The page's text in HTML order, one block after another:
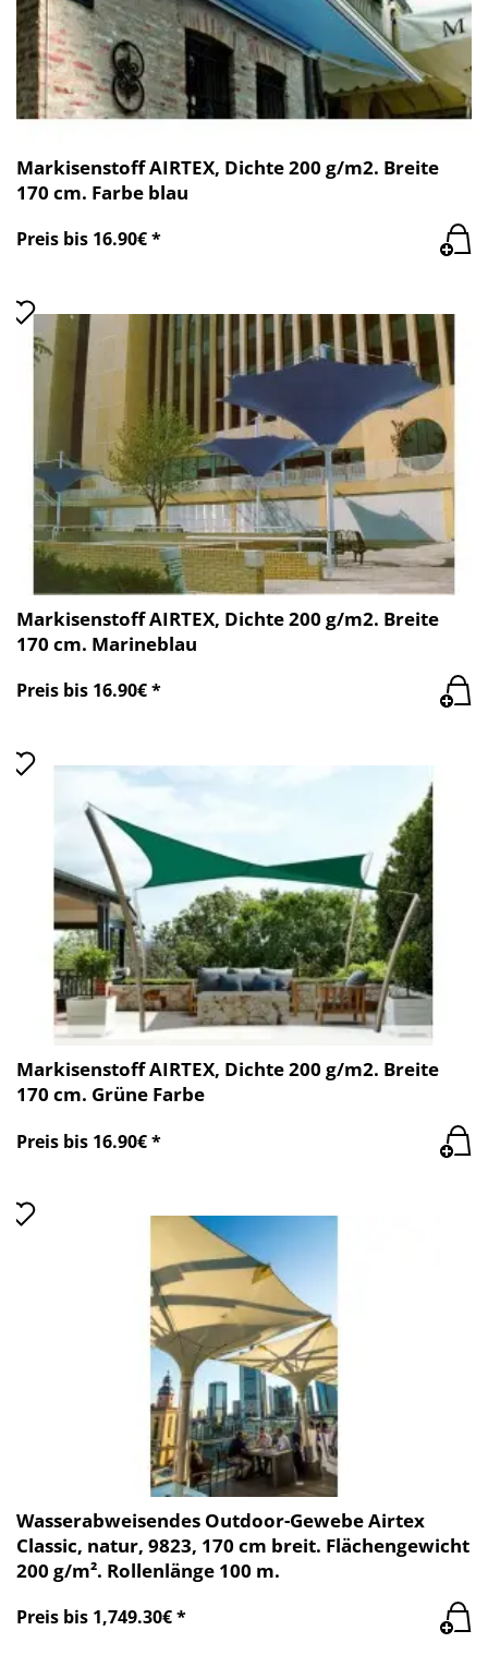
Markisenstoff AIRTEX, Dichte 200 g/m2. Breite
170 cm. Farbe blau
Preis bis 16.90€ *
Markisenstoff AIRTEX, Dichte 200 g/m2. Breite
170 cm. Marineblau
Preis bis 16.90€ *
Markisenstoff AIRTEX, Dichte 200 g/m2. Breite
170 cm. Grüne Farbe
Preis bis 16.90€ *
Wasserabweisendes Outdoor-Gewebe Airtex
Classic, natur, 9823, 170 cm breit. Flächengewicht
200 g/m². Rollenlänge 100 m.
Preis bis 1,749.30€ *